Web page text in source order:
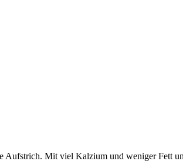
Mit viel Kalzium und weniger Fett